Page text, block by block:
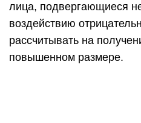
лица, подвергающиеся
воздействию
рассчитывать на
повышенном размере.